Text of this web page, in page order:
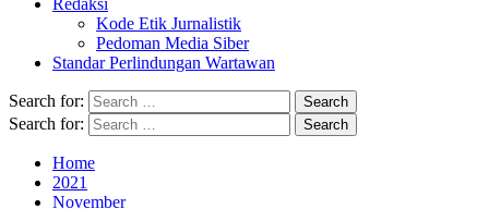
Redaksi
Kode Etik Jurnalistik
Pedoman Media Siber
Standar Perlindungan Wartawan
Search for:
Search for:
Home
2021
November